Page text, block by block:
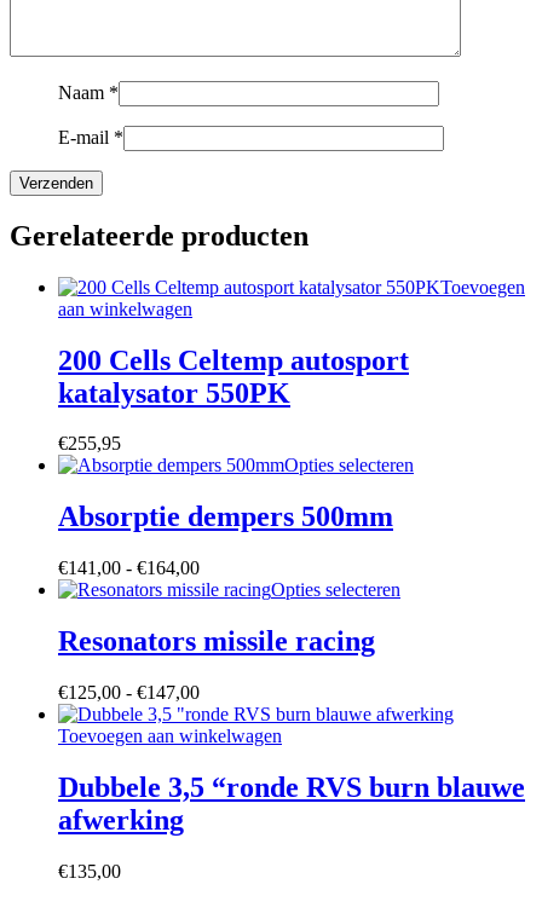
Naam *
E-mail *
Gerelateerde producten
Toevoegen
aan winkelwagen
200 Cells Celtemp autosport
katalysator 550PK
€255,95
Opties selecteren
de
productpagina
Absorptie dempers 500mm
€141,00 - €164,00Prijsklasse:
€141,00
€164,00
Opties selecteren
optie
worden
op
Resonators missile racing
€125,00 - €147,00Prijsklasse:
€125,00
tot
Toevoegen aan winkelwagen
Dubbele 3,5 “ronde RVS burn blauwe
afwerking
€135,00